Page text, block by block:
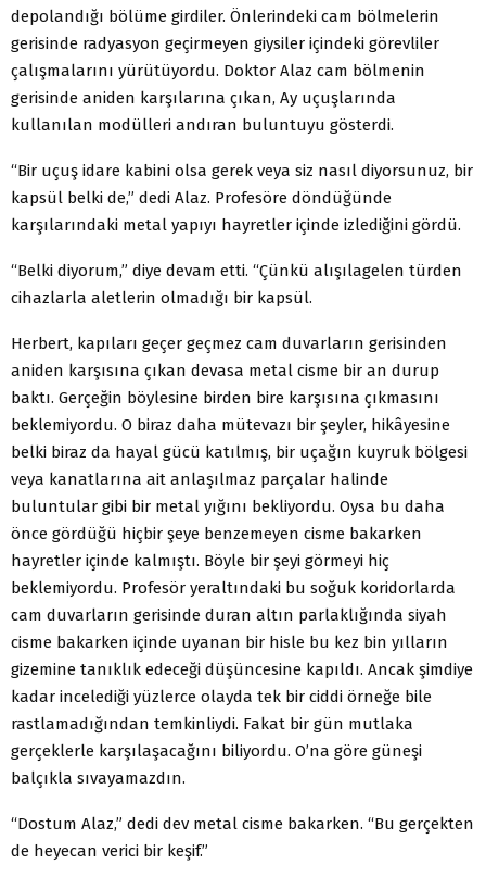
depolandığı bölüme girdiler. Önlerindeki cam bölmelerin
gerisinde radyasyon geçirmeyen giysiler içindeki görevliler
çalışmalarını yürütüyordu. Doktor Alaz cam bölmenin
gerisinde aniden karşılarına çıkan, Ay uçuşlarında
kullanılan modülleri andıran buluntuyu gösterdi.
“Bir uçuş idare kabini olsa gerek veya siz nasıl diyorsunuz, bir
kapsül belki de,” dedi Alaz. Profesöre döndüğünde
karşılarındaki metal yapıyı hayretler içinde izlediğini gördü.
“Belki diyorum,” diye devam etti. “Çünkü alışılagelen türden
cihazlarla aletlerin olmadığı bir kapsül.
Herbert, kapıları geçer geçmez cam duvarların gerisinden
aniden karşısına çıkan devasa metal cisme bir an durup
baktı. Gerçeğin böylesine birden bire karşısına çıkmasını
beklemiyordu. O biraz daha mütevazı bir şeyler, hikâyesine
belki biraz da hayal gücü katılmış, bir uçağın kuyruk bölgesi
veya kanatlarına ait anlaşılmaz parçalar halinde
buluntular gibi bir metal yığını bekliyordu. Oysa bu daha
önce gördüğü hiçbir şeye benzemeyen cisme bakarken
hayretler içinde kalmıştı. Böyle bir şeyi görmeyi hiç
beklemiyordu. Profesör yeraltındaki bu soğuk koridorlarda
cam duvarların gerisinde duran altın parlaklığında siyah
cisme bakarken içinde uyanan bir hisle bu kez bin yılların
gizemine tanıklık edeceği düşüncesine kapıldı. Ancak şimdiye
kadar incelediği yüzlerce olayda tek bir ciddi örneğe bile
rastlamadığından temkinliydi. Fakat bir gün mutlaka
gerçeklerle karşılaşacağını biliyordu. O’na göre güneşi
balçıkla sıvayamazdın.
“Dostum Alaz,” dedi dev metal cisme bakarken. “Bu gerçekten
de heyecan verici bir keşif.”